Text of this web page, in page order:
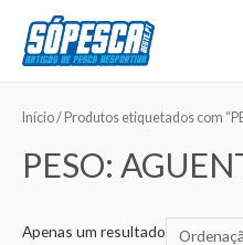
Início/ Produtos etiquetados com
PESO:
Apenas um resultado